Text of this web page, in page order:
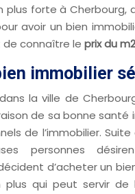
plus forte à Cherbourg,
avoir un bien
connaître le prix du m2
immobilier
la ville de
de sa bonne santé
de l’immobilier.
personnes
d’acheter un
plus qui peut servir de